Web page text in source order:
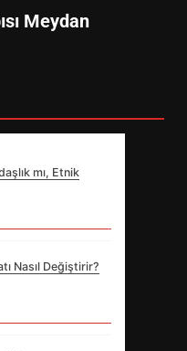
Meydan
mı, Etnik
Nasıl Değiştirir?